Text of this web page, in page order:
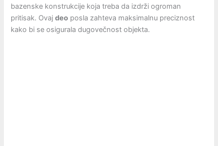
bazenske konstrukcije koja treba da izdrži ogroman
pritisak. Ovajdeo posla zahteva maksimalnu preciznost
kako bi se osigurala dugovečnost objekta.